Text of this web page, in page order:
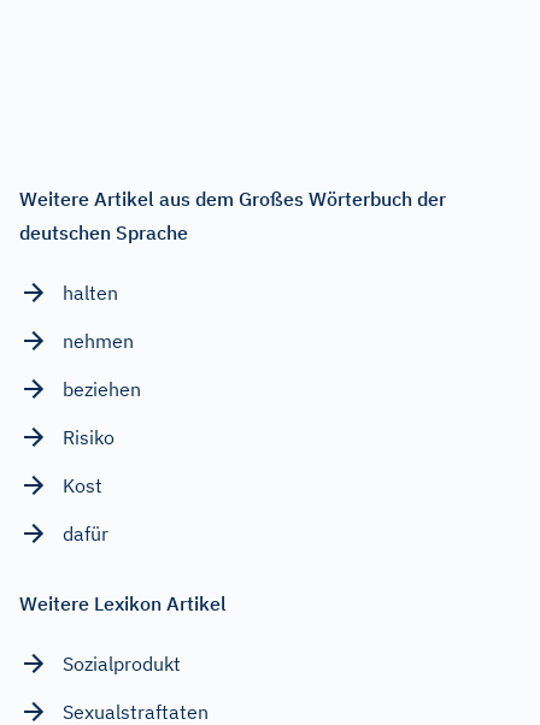
Weitere Artikel aus dem Großes Wörterbuch der
deutschen Sprache
halten
nehmen
beziehen
Risiko
Kost
dafür
Weitere Lexikon Artikel
Sozialprodukt
Sexualstraftaten